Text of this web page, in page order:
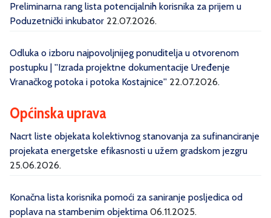
Preliminarna rang lista potencijalnih korisnika za prijem u
Poduzetnički inkubator 22.07.2026.
Odluka o izboru najpovoljnijeg ponuditelja u otvorenom
postupku | ''Izrada projektne dokumentacije Uređenje
Vranačkog potoka i potoka Kostajnice'' 22.07.2026.
Općinska uprava
Nacrt liste objekata kolektivnog stanovanja za sufinanciranje
projekata energetske efikasnosti u užem gradskom jezgru
25.06.2026.
Konačna lista korisnika pomoći za saniranje posljedica od
poplava na stambenim objektima 06.11.2025.